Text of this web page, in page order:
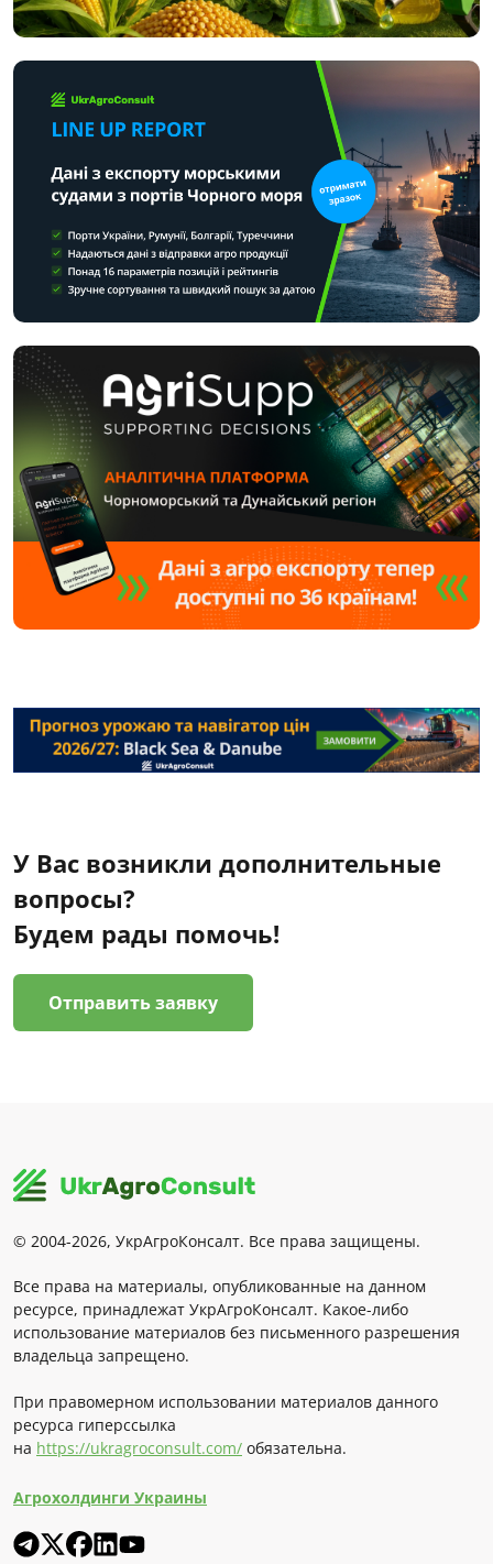
У Вас возникли дополнительные
вопросы?
Будем рады помочь!
Отправить заявку
© 2004-2026, УкрАгроКонсалт. Все права защищены.
Все права на материалы, опубликованные на данном
ресурсе, принадлежат УкрАгроКонсалт. Какое-либо
использование материалов без письменного разрешения
владельца запрещено.
При правомерном использовании материалов данного
ресурса гиперссылка
на https://ukragroconsult.com/ обязательна.
Агрохолдинги Украины